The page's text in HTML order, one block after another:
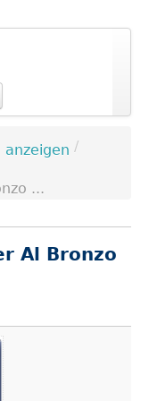
anzeigen /
...
Al Bronzo